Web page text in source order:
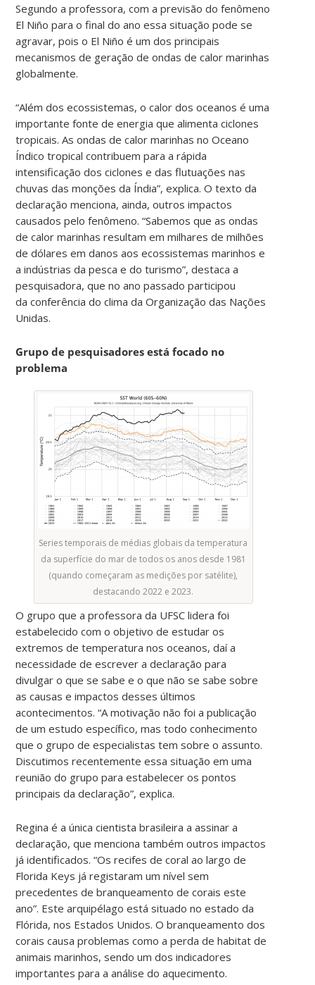
Segundo a professora, com a previsão do fenômeno
El Niño para o final do ano essa situação pode se
agravar, pois o El Niño é um dos principais
mecanismos de geração de ondas de calor marinhas
globalmente.
“Além dos ecossistemas, o calor dos oceanos é uma
importante fonte de energia que alimenta ciclones
tropicais. As ondas de calor marinhas no Oceano
Índico tropical contribuem para a rápida
intensificação dos ciclones e das flutuações nas
chuvas das monções da Índia”, explica. O texto da
declaração menciona, ainda, outros impactos
causados pelo fenômeno. “Sabemos que as ondas
de calor marinhas resultam em milhares de milhões
de dólares em danos aos ecossistemas marinhos e
a indústrias da pesca e do turismo”, destaca a
pesquisadora, que no ano passado participou
da conferência do clima da Organização das Nações
Unidas.
Grupo de pesquisadores está focado no
problema
Series temporais de médias globais da temperatura
da superfície do mar de todos os anos desde 1981
(quando começaram as medições por satélite),
destacando 2022 e 2023.
O grupo que a professora da UFSC lidera foi
estabelecido com o objetivo de estudar os
extremos de temperatura nos oceanos, daí a
necessidade de escrever a declaração para
divulgar o que se sabe e o que não se sabe sobre
as causas e impactos desses últimos
acontecimentos. “A motivação não foi a publicação
de um estudo específico, mas todo conhecimento
que o grupo de especialistas tem sobre o assunto.
Discutimos recentemente essa situação em uma
reunião do grupo para estabelecer os pontos
principais da declaração”, explica.
Regina é a única cientista brasileira a assinar a
declaração, que menciona também outros impactos
já identificados. “Os recifes de coral ao largo de
Florida Keys já registaram um nível sem
precedentes de branqueamento de corais este
ano”. Este arquipélago está situado no estado da
Flórida, nos Estados Unidos. O branqueamento dos
corais causa problemas como a perda de habitat de
animais marinhos, sendo um dos indicadores
importantes para a análise do aquecimento.